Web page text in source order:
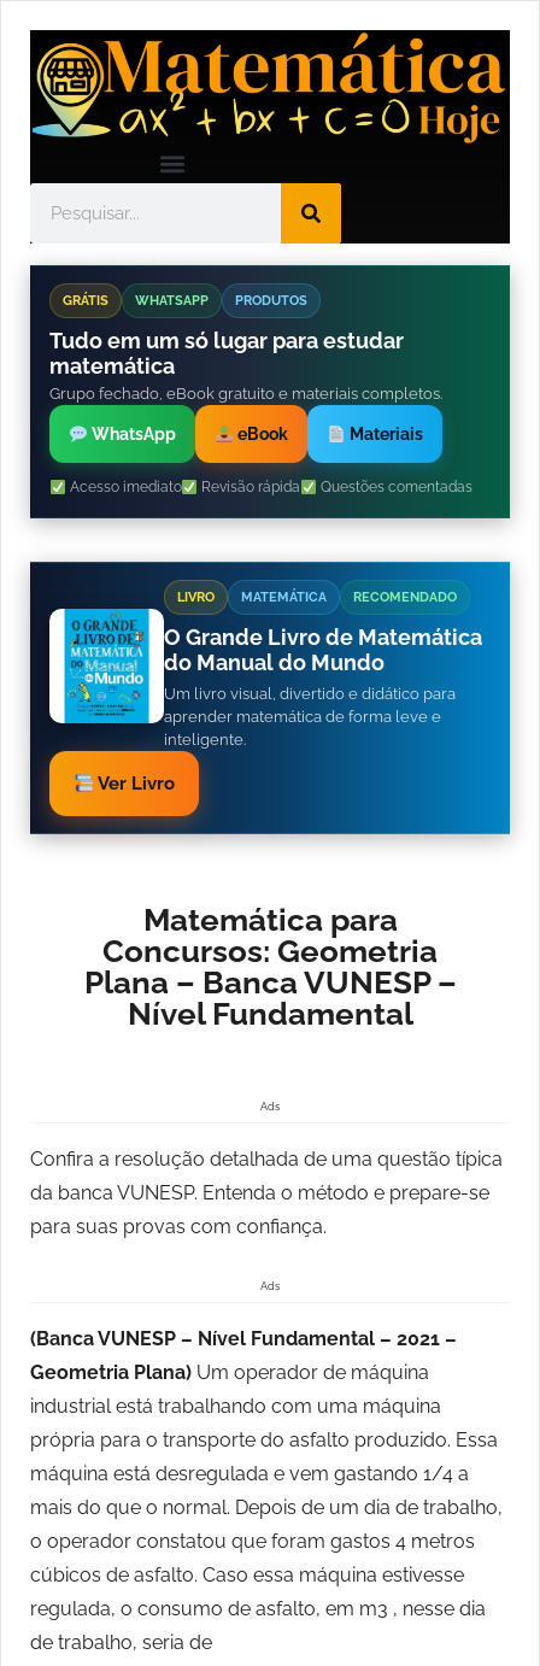
GRÁTIS WHATSAPP PRODUTOS
Tudo em um só lugar para estudar
matemática
Grupo fechado, eBook gratuito e materiais completos.
WhatsApp eBook Materiais
Acesso imediato Revisão rápida Questões comentadas
LIVRO MATEMÁTICA RECOMENDADO
O Grande Livro de Matemática
do Manual do Mundo
Um livro visual, divertido e didático para
aprender matemática de forma leve e
inteligente.
Ver Livro
Matemática para
Concursos: Geometria
Plana – Banca VUNESP –
Nível Fundamental
Ads
Confira a resolução detalhada de uma questão típica
da banca VUNESP. Entenda o método e prepare-se
para suas provas com confiança.
Ads
(Banca VUNESP – Nível Fundamental – 2021 –
Geometria Plana) Um operador de máquina
industrial está trabalhando com uma máquina
própria para o transporte do asfalto produzido. Essa
máquina está desregulada e vem gastando 1/4 a
mais do que o normal. Depois de um dia de trabalho,
o operador constatou que foram gastos 4 metros
cúbicos de asfalto. Caso essa máquina estivesse
regulada, o consumo de asfalto, em m3 , nesse dia
de trabalho, seria de